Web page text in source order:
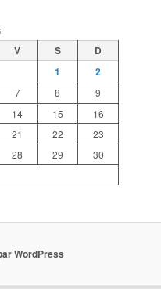
V S
D
1
2
7 8
9
14 15
16
21 22
23
28 29
30
WordPress